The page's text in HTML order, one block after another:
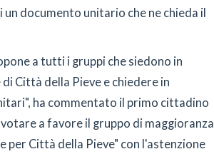
documento unitario che ne chieda il
a tutti i gruppi che siedono in
Città della Pieve e chiedere in
ha commentato il primo cittadino
a favore il gruppo di maggioranza
per Città della Pieve" con l'astenzione